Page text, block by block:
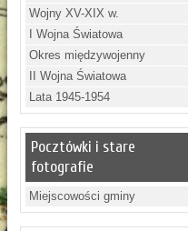
Wojny XV-XIX w.
I Wojna Światowa
Okres międzywojenny
II Wojna Światowa
Lata 1945-1954
Pocztówki i stare
fotografie
Miejscowości gminy